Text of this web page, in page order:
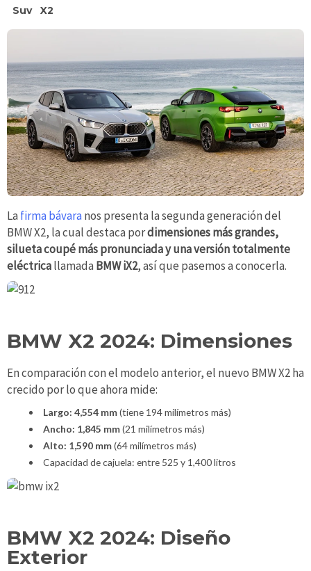
Suv
X2
La firma bávaranos presenta la segunda generación del
BMW X2, la cual destaca pordimensiones más grandes,
silueta coupé más pronunciada y una versión totalmente
eléctricallamada BMW iX2, así que pasemos a conocerla.
BMW X2 2024: Dimensiones
En comparación con el modelo anterior, el nuevo BMW X2 ha
crecido por lo que ahora mide:
Largo: 4,554 mm(tiene 194 milímetros más)
Ancho: 1,845 mm(21 milímetros más)
Alto: 1,590 mm(64 milímetros más)
Capacidad de cajuela: entre 525 y 1,400 litros
BMW X2 2024: Diseño
Exterior